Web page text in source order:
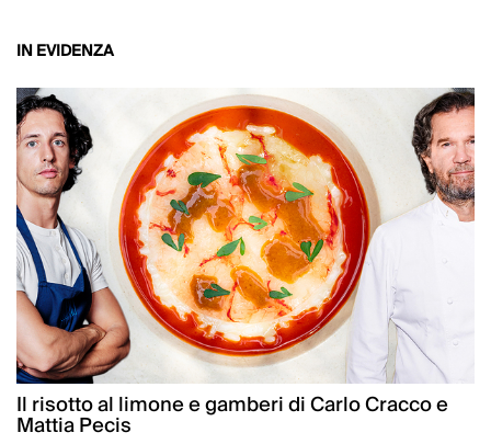
IN EVIDENZA
Il risotto al limone e gamberi di Carlo Cracco e
Mattia Pecis